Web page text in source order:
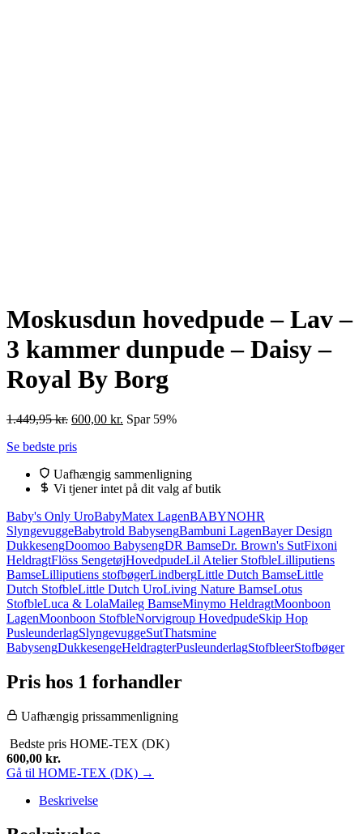
Moskusdun hovedpude – Lav –
3 kammer dunpude – Daisy –
Royal By Borg
1.449,95kr. Den
pris
1.449,95 kr..
600,00 kr. Den
600,00 kr..
Spar 59%
Se bedste pris
Uafhængig sammenligning
Vi tjener intet på dit valg af butik
Baby's Only UroBabyMatex LagenBABYNOHR
SlyngevuggeBabytrold BabysengBambuni LagenBayer Design
DukkesengDoomoo BabysengDR BamseDr. Brown's SutFixoni
HeldragtFlöss SengetøjHovedpudeLil Atelier StofbleLilliputiens
BamseLilliputiens stofbøgerLindbergLittle Dutch BamseLittle
Dutch StofbleLittle Dutch UroLiving Nature BamseLotus
StofbleLuca & LolaMaileg BamseMinymo HeldragtMoonboon
LagenMoonboon StofbleNorvigroup HovedpudeSkip Hop
PusleunderlagSlyngevuggeSutThatsmine
BabysengDukkesengeHeldragterPusleunderlagStofbleerStofbøger
Pris hos 1 forhandler
Uafhængig prissammenligning
Bedste pris HOME-TEX (DK)
600,00 kr.
Gå til HOME-TEX (DK) →
Beskrivelse